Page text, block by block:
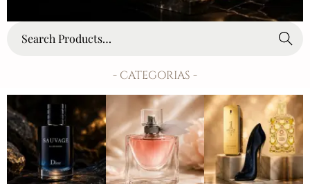
Search
- CATEGORIAS -